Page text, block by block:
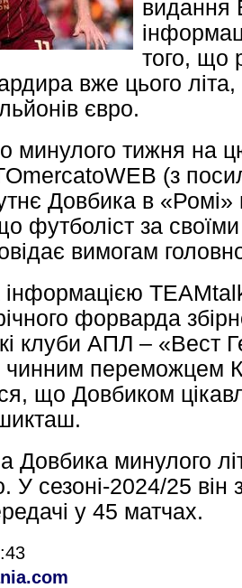
видання
того, що
вже цього літа,
євро.
минулого тижня на
(з
Довбика в «Ромі»
футболіст за
вимогам
форварда
клуби АПЛ – «Вест
чинним переможцем
що Довбиком
Довбика минулого
У сезоні-2024/25 він
у 45 матчах.